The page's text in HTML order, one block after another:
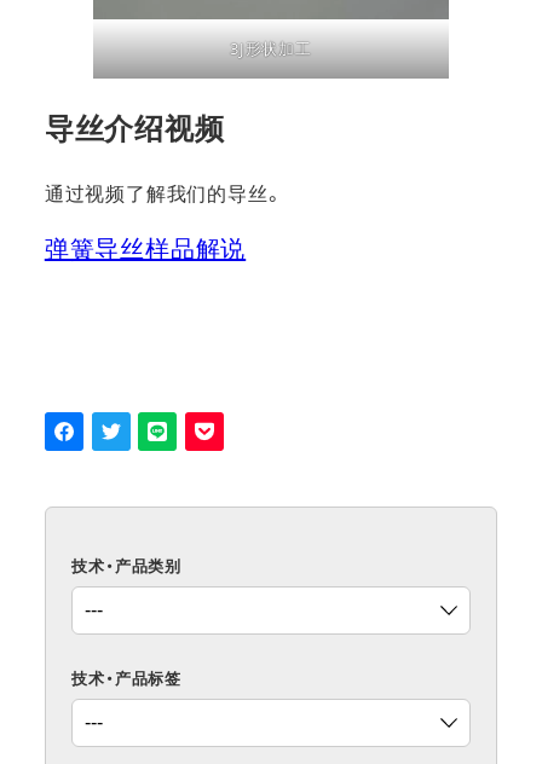
3J形状加工
导丝介绍视频
通过视频了解我们的导丝。
弹簧导丝样品解说
技术・产品类别
技术・产品标签